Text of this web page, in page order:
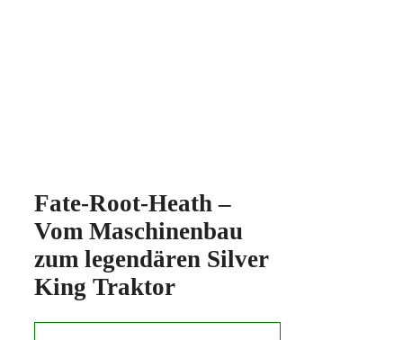
Fate-Root-Heath –
Vom Maschinenbau
zum legendären Silver
King Traktor